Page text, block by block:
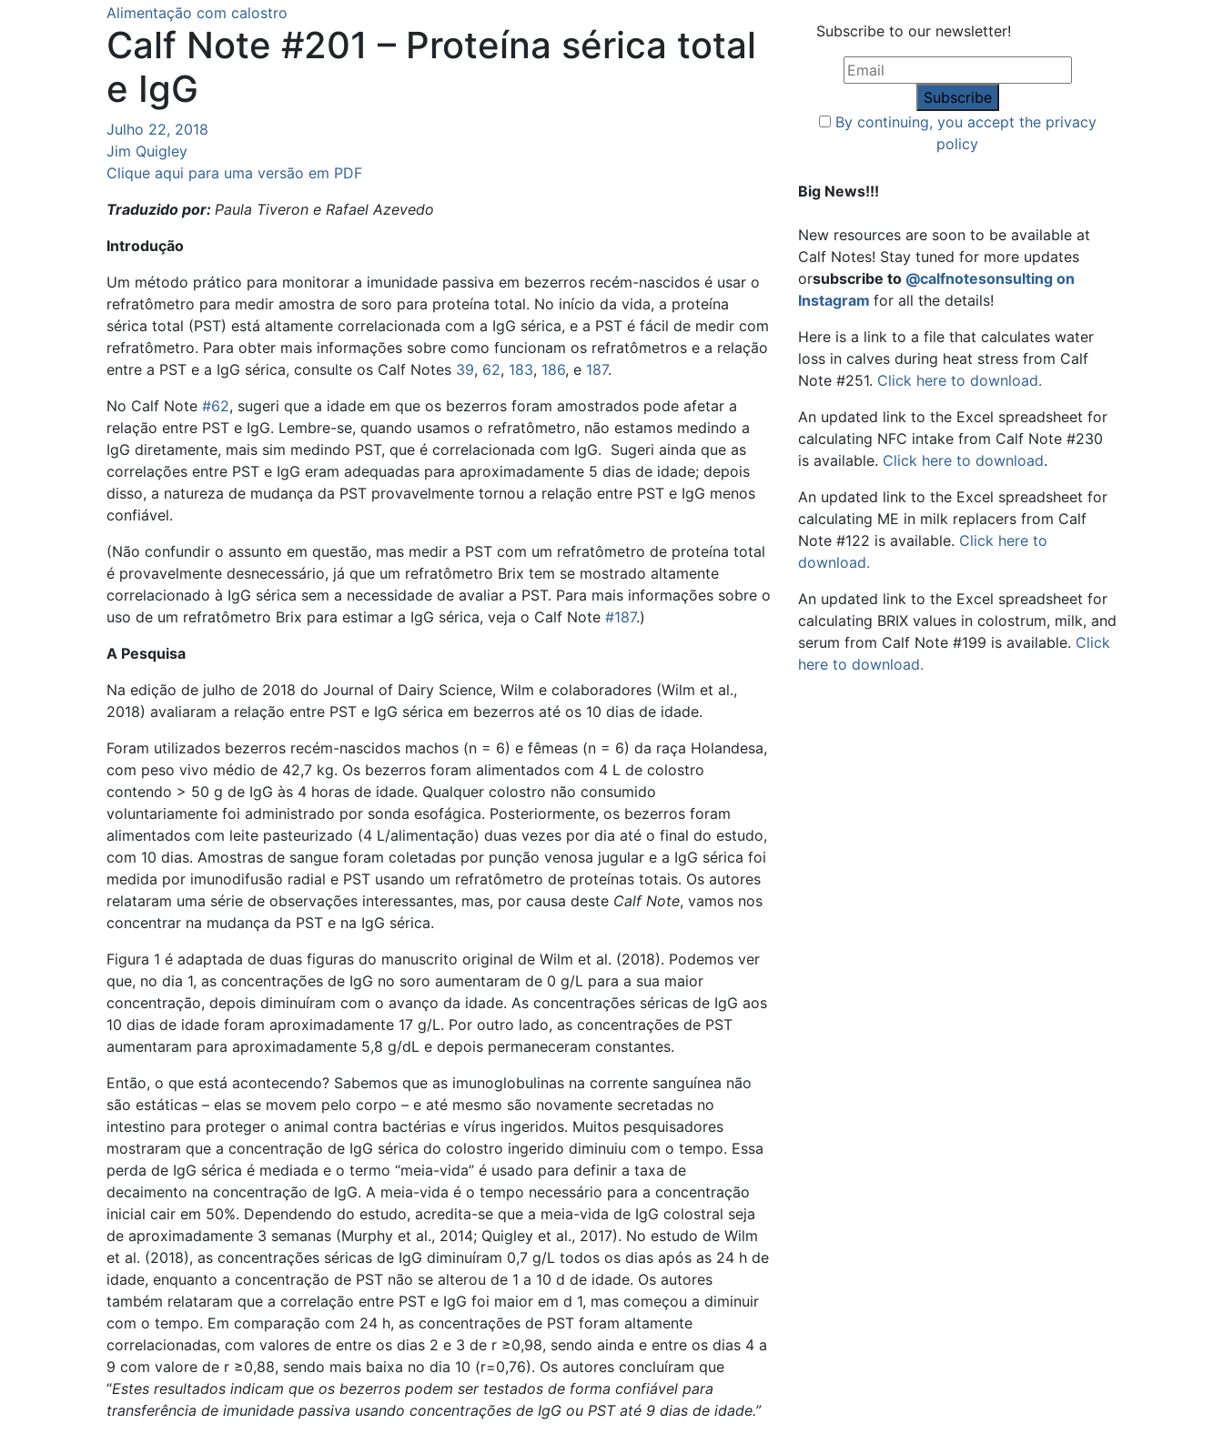
Alimentação com calostro
Calf Note #201 – Proteína sérica total
e IgG
Julho 22, 2018
Jim Quigley
Clique aqui para uma versão em PDF
Traduzido por: Paula Tiveron e Rafael Azevedo
Introdução
Um método prático para monitorar a imunidade passiva em bezerros recém-nascidos é usar o
refratômetro para medir amostra de soro para proteína total. No início da vida, a proteína
sérica total (PST) está altamente correlacionada com a IgG sérica, e a PST é fácil de medir com
refratômetro. Para obter mais informações sobre como funcionam os refratômetros e a relação
entre a PST e a IgG sérica, consulte os Calf Notes 39, 62, 183, 186, e 187.
No Calf Note #62, sugeri que a idade em que os bezerros foram amostrados pode afetar a
relação entre PST e IgG. Lembre-se, quando usamos o refratômetro, não estamos medindo a
IgG diretamente, mais sim medindo PST, que é correlacionada com IgG. Sugeri ainda que as
correlações entre PST e IgG eram adequadas para aproximadamente 5 dias de idade; depois
disso, a natureza de mudança da PST provavelmente tornou a relação entre PST e IgG menos
confiável.
(Não confundir o assunto em questão, mas medir a PST com um refratômetro de proteína total
é provavelmente desnecessário, já que um refratômetro Brix tem se mostrado altamente
correlacionado à IgG sérica sem a necessidade de avaliar a PST. Para mais informações sobre o
uso de um refratômetro Brix para estimar a IgG sérica, veja o Calf Note #187.)
A Pesquisa
Na edição de julho de 2018 do Journal of Dairy Science, Wilm e colaboradores (Wilm et al.,
2018) avaliaram a relação entre PST e IgG sérica em bezerros até os 10 dias de idade.
Foram utilizados bezerros recém-nascidos machos (n = 6) e fêmeas (n = 6) da raça Holandesa,
com peso vivo médio de 42,7 kg. Os bezerros foram alimentados com 4 L de colostro
contendo > 50 g de IgG às 4 horas de idade. Qualquer colostro não consumido
voluntariamente foi administrado por sonda esofágica. Posteriormente, os bezerros foram
alimentados com leite pasteurizado (4 L/alimentação) duas vezes por dia até o final do estudo,
com 10 dias. Amostras de sangue foram coletadas por punção venosa jugular e a IgG sérica foi
medida por imunodifusão radial e PST usando um refratômetro de proteínas totais. Os autores
relataram uma série de observações interessantes, mas, por causa deste Calf Note, vamos nos
concentrar na mudança da PST e na IgG sérica.
Figura 1 é adaptada de duas figuras do manuscrito original de Wilm et al. (2018). Podemos ver
que, no dia 1, as concentrações de IgG no soro aumentaram de 0 g/L para a sua maior
concentração, depois diminuíram com o avanço da idade. As concentrações séricas de IgG aos
10 dias de idade foram aproximadamente 17 g/L. Por outro lado, as concentrações de PST
aumentaram para aproximadamente 5,8 g/dL e depois permaneceram constantes.
Então, o que está acontecendo? Sabemos que as imunoglobulinas na corrente sanguínea não
são estáticas – elas se movem pelo corpo – e até mesmo são novamente secretadas no
intestino para proteger o animal contra bactérias e vírus ingeridos. Muitos pesquisadores
mostraram que a concentração de IgG sérica do colostro ingerido diminuiu com o tempo. Essa
perda de IgG sérica é mediada e o termo “meia-vida” é usado para definir a taxa de
decaimento na concentração de IgG. A meia-vida é o tempo necessário para a concentração
inicial cair em 50%. Dependendo do estudo, acredita-se que a meia-vida de IgG colostral seja
de aproximadamente 3 semanas (Murphy et al., 2014; Quigley et al., 2017). No estudo de Wilm
et al. (2018), as concentrações séricas de IgG diminuíram 0,7 g/L todos os dias após as 24 h de
idade, enquanto a concentração de PST não se alterou de 1 a 10 d de idade. Os autores
também relataram que a correlação entre PST e IgG foi maior em d 1, mas começou a diminuir
com o tempo. Em comparação com 24 h, as concentrações de PST foram altamente
correlacionadas, com valores de entre os dias 2 e 3 de r ≥0,98, sendo ainda e entre os dias 4 a
9 com valore de r ≥0,88, sendo mais baixa no dia 10 (r=0,76). Os autores concluíram que
“Estes resultados indicam que os bezerros podem ser testados de forma confiável para
transferência de imunidade passiva usando concentrações de IgG ou PST até 9 dias de idade.”
Subscribe to our newsletter!
By continuing, you accept the privacy
policy
Big News!!!
New resources are soon to be available at
Calf Notes! Stay tuned for more updates
orsubscribe to @calfnotesonsulting on
Instagram for all the details!
Here is a link to a file that calculates water
loss in calves during heat stress from Calf
Note #251. Click here to download.
An updated link to the Excel spreadsheet for
calculating NFC intake from Calf Note #230
is available. Click here to download.
An updated link to the Excel spreadsheet for
calculating ME in milk replacers from Calf
Note #122 is available. Click here to
download.
An updated link to the Excel spreadsheet for
calculating BRIX values in colostrum, milk, and
serum from Calf Note #199 is available. Click
here to download.